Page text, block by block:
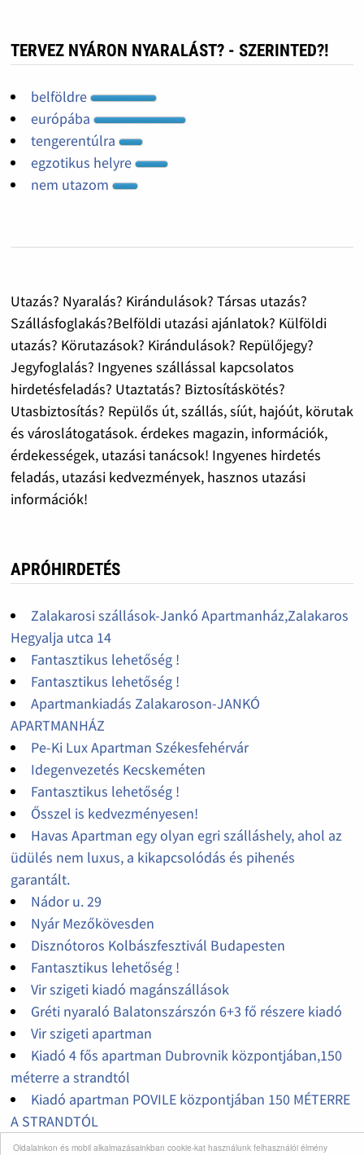
Oldalainkon és mobil alkalmazásainkban cookie-kat használunk felhasználói élmény
TERVEZ NYÁRON NYARALÁST? - SZERINTED?!
belföldre
európába
tengerentúlra
egzotikus helyre
nem utazom
Utazás? Nyaralás? Kirándulások? Társas utazás?
Szállásfoglakás?Belföldi utazási ajánlatok? Külföldi
utazás? Körutazások? Kirándulások? Repülőjegy?
Jegyfoglalás? Ingyenes szállással kapcsolatos
hirdetésfeladás? Utaztatás? Biztosításkötés?
Utasbiztosítás? Repülős út, szállás, síút, hajóút, körutak
és városlátogatások. érdekes magazin, információk,
érdekességek, utazási tanácsok! Ingyenes hirdetés
feladás, utazási kedvezmények, hasznos utazási
információk!
APRÓHIRDETÉS
Zalakarosi szállások-Jankó Apartmanház,Zalakaros
Hegyalja utca 14
Fantasztikus lehetőség !
Fantasztikus lehetőség !
Apartmankiadás Zalakaroson-JANKÓ
APARTMANHÁZ
Pe-Ki Lux Apartman Székesfehérvár
Idegenvezetés Kecskeméten
Fantasztikus lehetőség !
Ősszel is kedvezményesen!
Havas Apartman egy olyan egri szálláshely, ahol az
üdülés nem luxus, a kikapcsolódás és pihenés
garantált.
Nádor u. 29
Nyár Mezőkövesden
Disznótoros Kolbászfesztivál Budapesten
Fantasztikus lehetőség !
Vir szigeti kiadó magánszállások
Gréti nyaraló Balatonszárszón 6+3 fő részere kiadó
Vir szigeti apartman
Kiadó 4 fős apartman Dubrovnik központjában,150
méterre a strandtól
Kiadó apartman POVILE központjában 150 MÉTERRE
A STRANDTÓL
Kiadó PAG szigeti apartman Novalja városában